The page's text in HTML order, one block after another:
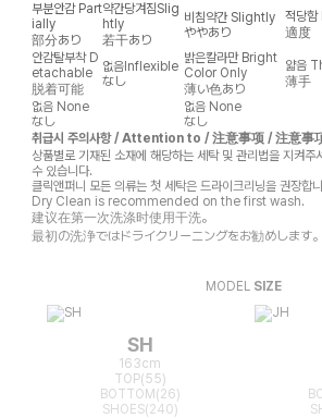
부분안감 Part
ially
部分あり
약간당겨짐Slig
htly
若干あり
비침약간 Slightly
ややあり
적당함
適度
안감탈부착 D
etachable
脱着可能
없음Inflexible
なし
밝은칼라만 Bright
Color Only
薄い色あり
얇음
薄手
없음 None
なし
없음 None
なし
취급시 주의사항 / Attention to / 注意事项 / 注意事
상품별로 기재된 소재에 해당하는 세탁 및 관리법을 지켜주
수 있습니다.
클릭앤퍼니 모든 의류는 첫 세탁은 드라이크리닝을 권장합
Dry Clean is recommended on the first wash.
建议在第一次洗涤时使用干洗。
最初の洗浄ではドライクリーニングをお勧めします。
MODEL SIZE
SH
163cm
TOP(55)
BOTTOM(26)
SHOES(240)